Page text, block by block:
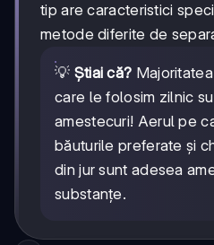
tip are caracteristici
metode diferite de
💡 Știai că?
care le folosim zilnic
amestecuri! Aerul pe
băuturile preferate și
din jur sunt adesea
substanțe.